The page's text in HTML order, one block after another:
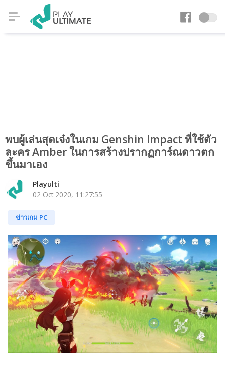
พบผู้เล่นสุดเจ๋งในเกม Genshin Impact ที่ใช้ตัว
ละคร Amber ในการสร้างปรากฏการ์ณดาวตก
ขึ้นมาเอง
Playulti
02 Oct 2020, 11:27:55
ข่าวเกม PC